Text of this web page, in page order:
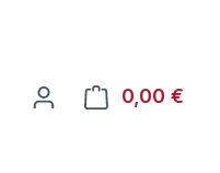
0,00 €